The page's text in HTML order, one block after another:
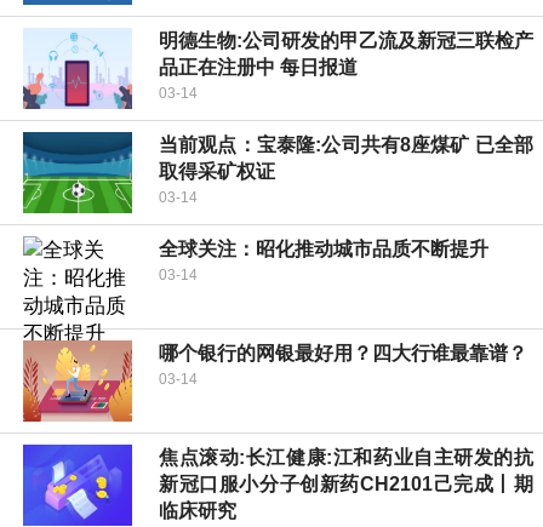
明德生物:公司研发的甲乙流及新冠三联检产
品正在注册中 每日报道
03-14
当前观点：宝泰隆:公司共有8座煤矿 已全部
取得采矿权证
03-14
全球关注：昭化推动城市品质不断提升
03-14
哪个银行的网银最好用？四大行谁最靠谱？
03-14
焦点滚动:长江健康:江和药业自主研发的抗
新冠口服小分子创新药CH2101己完成丨期
临床研究